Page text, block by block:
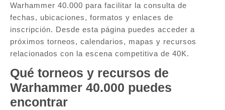
Warhammer 40.000 para facilitar la consulta de
fechas, ubicaciones, formatos y enlaces de
inscripción. Desde esta página puedes acceder a
próximos torneos, calendarios, mapas y recursos
relacionados con la escena competitiva de 40K.
Qué torneos y recursos de
Warhammer 40.000 puedes
encontrar